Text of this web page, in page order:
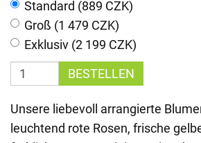
Standard (889 CZK)
Groß (1 479 CZK)
Exklusiv (2 199 CZK)
BESTELLEN
Unsere liebevoll arrangierte
leuchtend rote Rosen, frische